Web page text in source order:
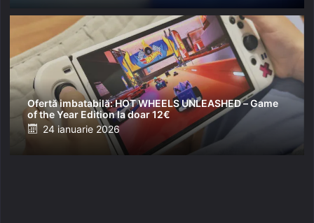
Ofertă imbatabilă: HOT WHEELS UNLEASHED – Game
of the Year Edition la doar 12€
Posted
24 ianuarie 2026